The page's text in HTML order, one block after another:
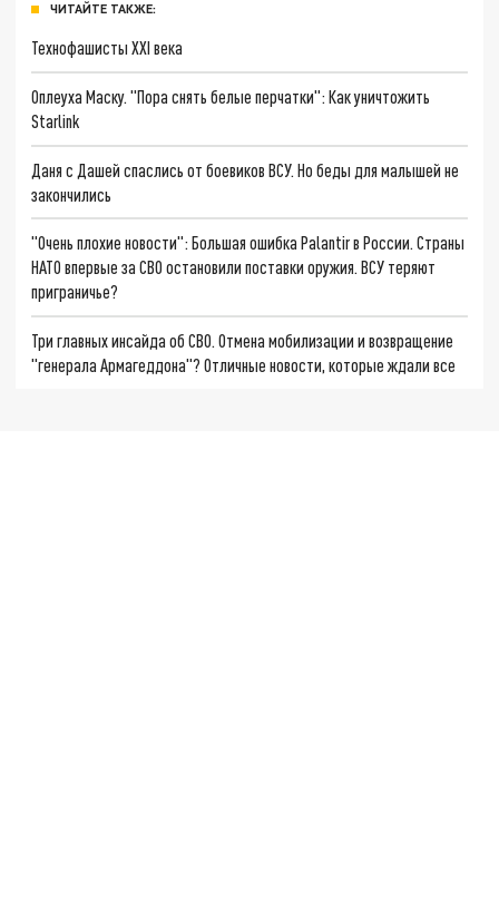
ЧИТАЙТЕ ТАКЖЕ:
Технофашисты XXI века
Оплеуха Маску. "Пора снять белые перчатки": Как уничтожить
Starlink
Даня с Дашей спаслись от боевиков ВСУ. Но беды для малышей не
закончились
"Очень плохие новости": Большая ошибка Palantir в России. Страны
НАТО впервые за СВО остановили поставки оружия. ВСУ теряют
приграничье?
Три главных инсайда об СВО. Отмена мобилизации и возвращение
"генерала Армагеддона"? Отличные новости, которые ждали все